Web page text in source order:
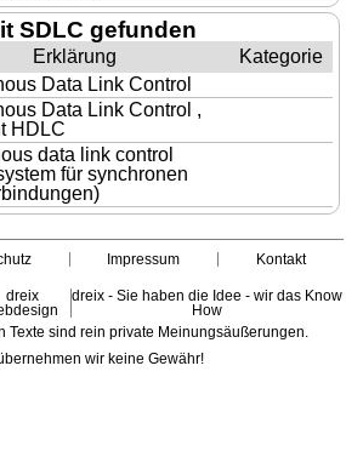
SDLC gefunden
Erklärung
Kategorie
Data Link Control
Data Link Control ,
HDLC
data link control
für synchronen
Impressum Kontakt
dreix
dreix - Sie haben die Idee - wir das Know
How
Texte sind rein private Meinungsäußerungen.
wir keine Gewähr!